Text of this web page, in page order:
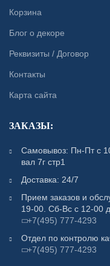
Корзина
Блог о декоре
Реквизиты / Договор
Контакты
Карта сайта
ЗАКАЗЫ:
Самовывоз: Пн-Пт с
вал 7г стр1
Доставка: 24/7
Прием заказов и
19-00. Сб-Вс с 12-00
+7(495) 777-4293
Отдел по контролю
+7(495) 777-4293